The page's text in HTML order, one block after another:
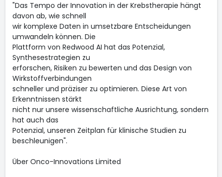
"Das Tempo der Innovation in der Krebstherapie hängt
davon ab, wie schnell
wir komplexe Daten in umsetzbare Entscheidungen
umwandeln können. Die
Plattform von Redwood AI hat das Potenzial,
Synthesestrategien zu
erforschen, Risiken zu bewerten und das Design von
Wirkstoffverbindungen
schneller und präziser zu optimieren. Diese Art von
Erkenntnissen stärkt
nicht nur unsere wissenschaftliche Ausrichtung, sondern
hat auch das
Potenzial, unseren Zeitplan für klinische Studien zu
beschleunigen".
Über Onco-Innovations Limited